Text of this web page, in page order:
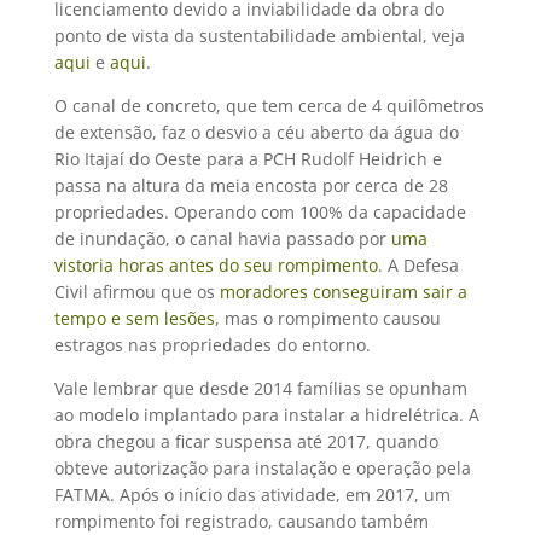
licenciamento devido a inviabilidade da obra do
ponto de vista da sustentabilidade ambiental, veja
aqui e aqui.
O canal de concreto, que tem cerca de 4 quilômetros
de extensão, faz o desvio a céu aberto da água do
Rio Itajaí do Oeste para a PCH Rudolf Heidrich e
passa na altura da meia encosta por cerca de 28
propriedades. Operando com 100% da capacidade
de inundação, o canal havia passado por uma
vistoria horas antes do seu rompimento. A Defesa
Civil afirmou que os moradores conseguiram sair a
tempo e sem lesões, mas o rompimento causou
estragos nas propriedades do entorno.
Vale lembrar que desde 2014 famílias se opunham
ao modelo implantado para instalar a hidrelétrica. A
obra chegou a ficar suspensa até 2017, quando
obteve autorização para instalação e operação pela
FATMA. Após o início das atividade, em 2017, um
rompimento foi registrado, causando também